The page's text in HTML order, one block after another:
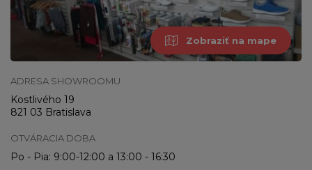
Zobraziť na mape
ADRESA SHOWROOMU
Kostlivého 19
821 03 Bratislava
OTVÁRACIA DOBA
Po - Pia: 9:00-12:00 a 13:00 - 16:30